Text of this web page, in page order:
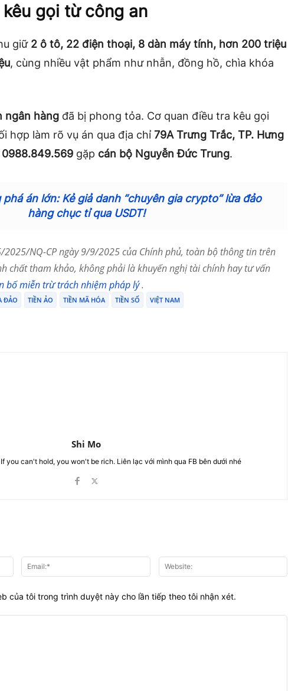
gọi từ công an
giữ 2 ô tô, 22 điện thoại, 8 dàn máy tính, hơn 200 triệu
, cùng nhiều vật phẩm như nhẫn, đồng hồ, chìa khóa
ngân hàng đã bị phong tỏa. Cơ quan điều tra kêu gọi
hợp làm rõ vụ án qua địa chỉ 79A Trưng Trắc, TP. Hưng
0988.849.569 gặp cán bộ Nguyễn Đức Trung.
án lớn: Kẻ giả danh “chuyên gia crypto” lừa đảo
hàng chục tỉ qua USDT!
2025/NQ-CP ngày 9/9/2025 của Chính phủ, toàn bộ thông tin trên
chất tham khảo, không phải là khuyến nghị tài chính hay tư vấn
bố miễn trừ trách nhiệm pháp lý.
ĐẢO TIỀN ẢO TIỀN MÃ HÓA TIỀN SỐ VIỆT NAM
Shi Mo
you can't hold, you won't be rich. Liên lạc với mình qua FB bên dưới nhé
Tên:* Email:*
của tôi trong trình duyệt này cho lần tiếp theo tôi nhận xét.